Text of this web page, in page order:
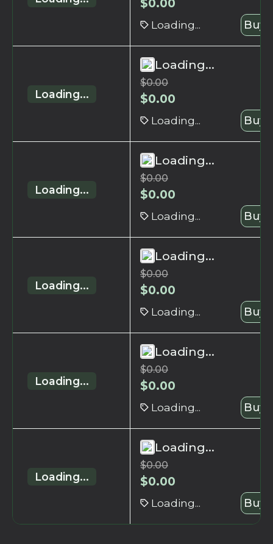
$0.00
Loading... Buy
Loading...
Loading...
$0.00
$0.00
Loading... Buy
Loading...
Loading...
$0.00
$0.00
Loading... Buy
Loading...
Loading...
$0.00
$0.00
Loading... Buy
Loading...
Loading...
$0.00
$0.00
Loading... Buy
Loading...
Loading...
$0.00
$0.00
Loading... Buy